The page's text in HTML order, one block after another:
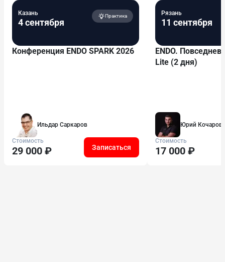
Казань
4 сентября
Практика
Конференция ENDO SPARK 2026
Ильдар Саркаров
Стоимость
29 000 ₽ Записаться
Рязань
11 сентября
ENDO.
Lite (2 дня)
Юрий Кочаров
Стоимость
17 000 ₽